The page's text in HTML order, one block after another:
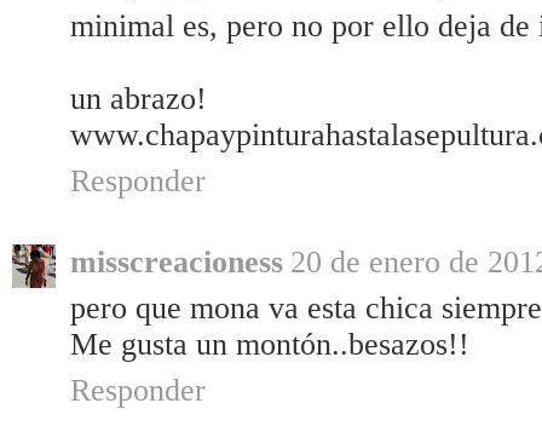
minimal es, pero no por ello deja de
un abrazo!
Responder
misscreacioness 20 de enero de
pero que mona va esta chica
Me gusta un montón..besazos!!
Responder